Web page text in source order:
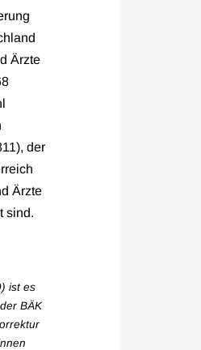
Ärzte
der
Ärzte
sind.
ist es
BÄK